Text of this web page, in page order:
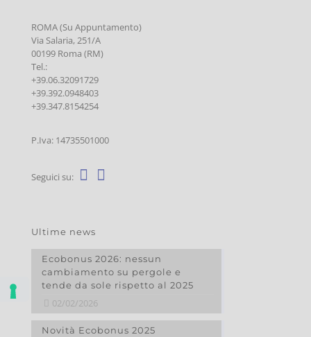
ROMA (Su Appuntamento)
Via Salaria, 251/A
00199 Roma (RM)
Tel.:
+39.06.32091729
+39.392.0948403
+39.347.8154254
P.Iva: 14735501000
Seguici su:
Ultime news
Ecobonus 2026: nessun
cambiamento su pergole e
tende da sole rispetto al 2025
02/02/2026
Novità Ecobonus 2025